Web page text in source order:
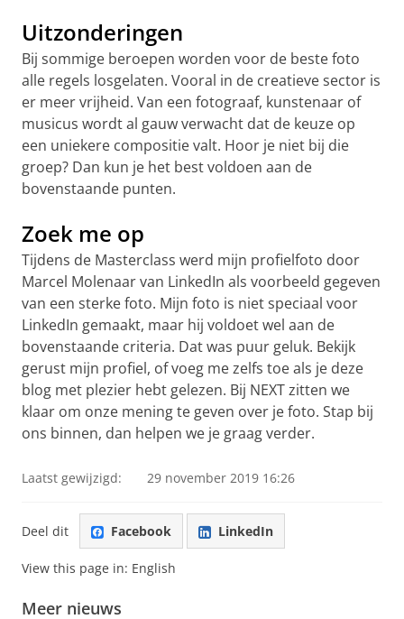
Uitzonderingen
Bij sommige beroepen worden voor de beste foto
alle regels losgelaten. Vooral in de creatieve sector is
er meer vrijheid. Van een fotograaf, kunstenaar of
musicus wordt al gauw verwacht dat de keuze op
een uniekere compositie valt. Hoor je niet bij die
groep? Dan kun je het best voldoen aan de
bovenstaande punten.
Zoek me op
Tijdens de Masterclass werd mijn profielfoto door
Marcel Molenaar van LinkedIn als voorbeeld gegeven
van een sterke foto. Mijn foto is niet speciaal voor
LinkedIn gemaakt, maar hij voldoet wel aan de
bovenstaande criteria. Dat was puur geluk. Bekijk
gerust mijn profiel, of voeg me zelfs toe als je deze
blog met plezier hebt gelezen. Bij NEXT zitten we
klaar om onze mening te geven over je foto. Stap bij
ons binnen, dan helpen we je graag verder.
Laatst gewijzigd: 29 november 2019 16:26
Deel dit Facebook LinkedIn
View this page in: English
Meer nieuws